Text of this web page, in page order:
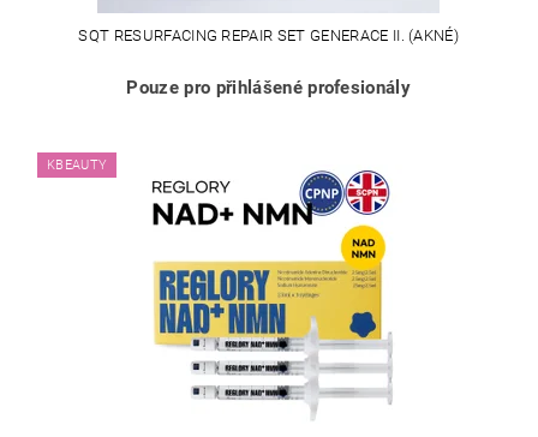
SQT RESURFACING REPAIR SET GENERACE II. (AKNÉ)
Pouze pro přihlášené profesionály
KBEAUTY